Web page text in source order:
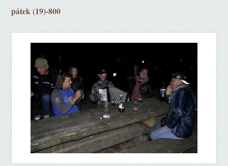
pátek (19)-800